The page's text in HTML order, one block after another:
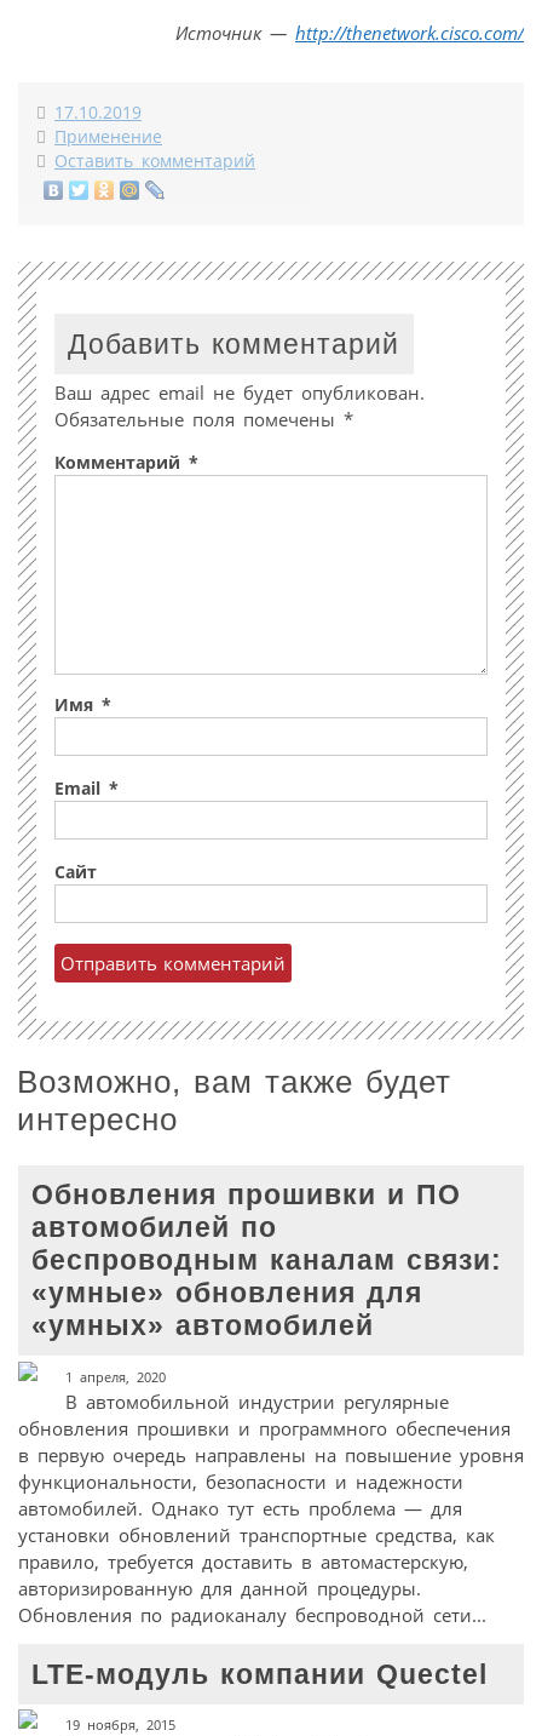
Источник — http://thenetwork.cisco.com/
17.10.2019
Применение
Оставить комментарий
Добавить комментарий
Ваш адрес email не будет опубликован.
Обязательные поля помечены *
Комментарий *
Имя *
Email *
Сайт
Возможно, вам также будет
интересно
Обновления прошивки и ПО
автомобилей по
беспроводным каналам связи:
«умные» обновления для
«умных» автомобилей
1 апреля, 2020
В автомобильной индустрии регулярные
обновления прошивки и программного обеспечения
в первую очередь направлены на повышение уровня
функциональности, безопасности и надежности
автомобилей. Однако тут есть проблема — для
установки обновлений транспортные средства, как
правило, требуется доставить в автомастерскую,
авторизированную для данной процедуры.
Обновления по радиоканалу беспроводной сети...
LTE-модуль компании Quectel
19 ноября, 2015